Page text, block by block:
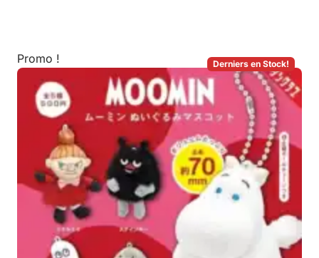
Derniers en Stock!
Promo !